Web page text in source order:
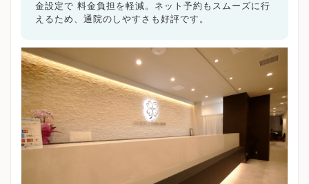
金設定で 料金負担を軽減。ネット予約もスムーズに行
えるため、通院のしやすさも好評です。